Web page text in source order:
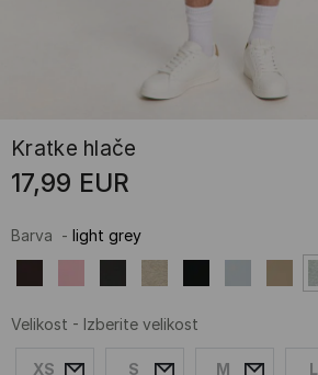
Kratke hlače
17,99 EUR
Barva - light grey
Velikost - Izberite velikost
XS S M L